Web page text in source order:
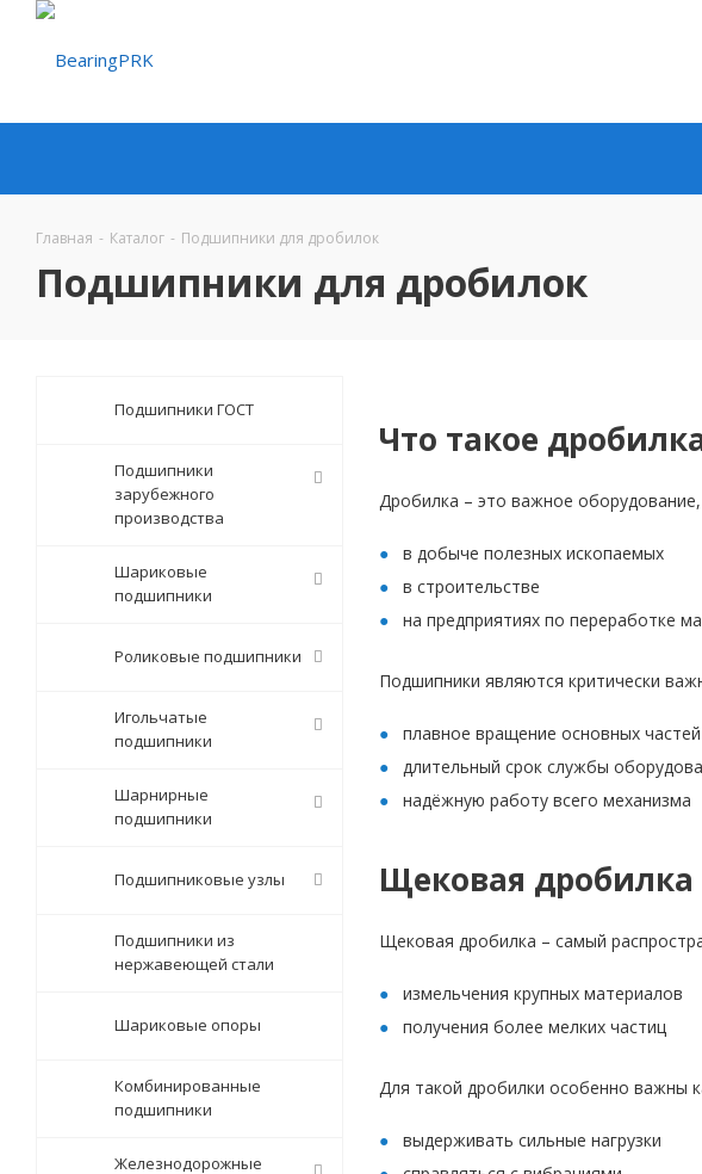
Главная - Каталог - Подшипники для дробилок
Подшипники для дробилок
Что такое
Дробилка – это важное
в добыче полезных ископаемых
в строительстве
на предприятиях по переработке
Подшипники являются критически
плавное вращение основных
длительный срок службы
надёжную работу всего механизма
Щековая дробилка
Щековая дробилка – самый
измельчения крупных материалов
получения более мелких частиц
Для такой дробилки особенно важны
выдерживать сильные нагрузки
Подшипники ГОСТ
Подшипники
зарубежного
производства
Шариковые
подшипники
Роликовые подшипники
Игольчатые
подшипники
Шарнирные
подшипники
Подшипниковые узлы
Подшипники из
нержавеющей стали
Шариковые опоры
Комбинированные
подшипники
Железнодорожные